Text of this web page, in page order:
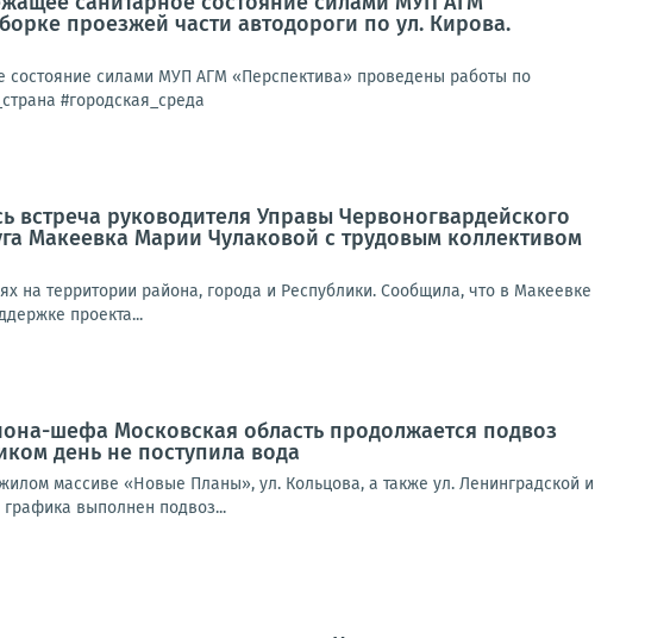
проезжей части автодороги по ул. Кирова.
состояние силами МУП АГМ «Перспектива» проведены работы по
#городская_среда
встреча руководителя Управы Червоногвардейского
Макеевка Марии Чулаковой с трудовым коллективом
территории района, города и Республики. Сообщила, что в Макеевке
проекта...
шефа Московская область продолжается подвоз
день не поступила вода
массиве «Новые Планы», ул. Кольцова, а также ул. Ленинградской и
выполнен подвоз...